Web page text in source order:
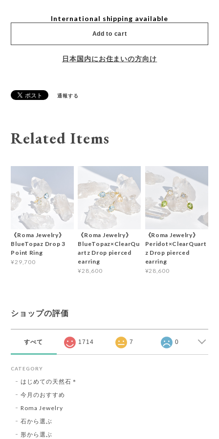
International shipping available
Add to cart
日本国内にお住まいの方向け
通報する
Related Items
《Roma Jewelry》
BlueTopaz Drop 3
Point Ring
¥29,700
《Roma Jewelry》
BlueTopaz×ClearQu
artz Drop pierced
earring
¥28,600
《Roma Jewelry》
Peridot×ClearQuart
z Drop pierced
earring
¥28,600
ショップの評価
すべて 1714 7 0
CATEGORY
はじめての天然石＊
今月のおすすめ
Roma Jewelry
石から選ぶ
形から選ぶ